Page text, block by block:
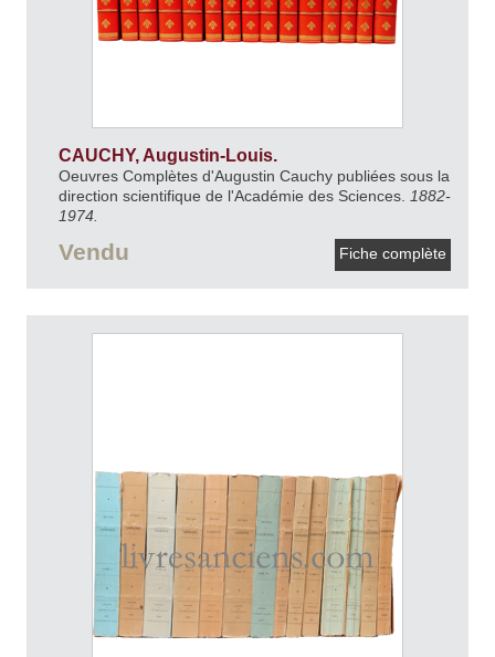
CAUCHY, Augustin-Louis.
Oeuvres Complètes d'Augustin Cauchy publiées sous la
direction scientifique de l'Académie des Sciences.
1882-
1974.
Vendu Fiche complète